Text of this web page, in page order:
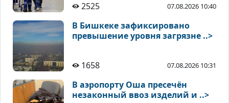
2525 07.08.2026 10:40
В Бишкеке зафиксировано
превышение уровня загрязне ..>
1658 07.08.2026 10:31
В аэропорту Оша пресечён
незаконный ввоз изделий и ..>